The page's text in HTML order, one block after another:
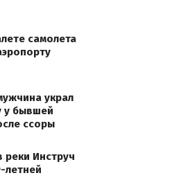
самолета
украл
у бывшей
ссоры
реки Инструч
летней